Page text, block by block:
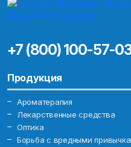
+7 (800) 100-57-
Продукция
Ароматерапия
Лекарственные средства
Оптика
Борьба с вредными